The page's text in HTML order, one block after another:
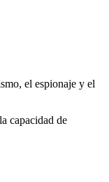
el espionaje y el
capacidad de